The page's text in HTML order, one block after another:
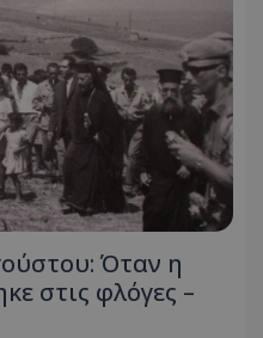
Όταν η
στις φλόγες –